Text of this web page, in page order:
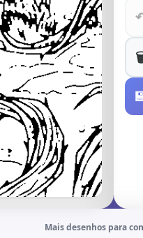
Mais desenhos para